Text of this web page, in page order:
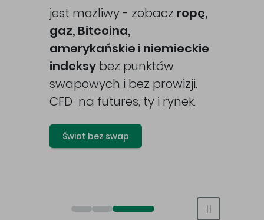
jest możliwy - zobacz ropę,
gaz, Bitcoina,
amerykańskie i niemieckie
indeksy bez punktów
swapowych i bez prowizji.
CFD na futures, ty i rynek.
Świat bez swap
Otwórz rachunek maklerski online
Otwórz konto IKE/IKZE
Świat bez swap i prowizji